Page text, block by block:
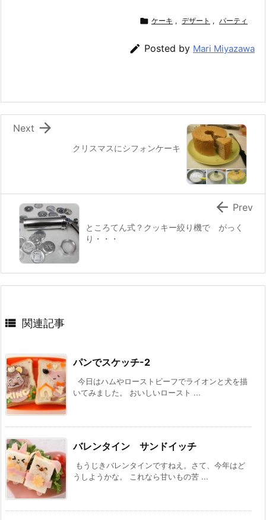
o
k
a
ai
l
 ケーキ , デザート , パーティ
 Posted by Mari Miyazawa
クリスマスにシフォンケーキ

Next
ところてん式？クッキー絞り機で がっく
り・・・
 Prev
 関連記事
パンでスケッチ-2
今日はハムやローストビーフでライオンと犬を描
いてみました。 おいしいロースト ...
バレンタイン サンドイッチ
もうじきバレンタインですねえ。さて、今年はど
うしようかな。 これなら甘いもの苦 ...